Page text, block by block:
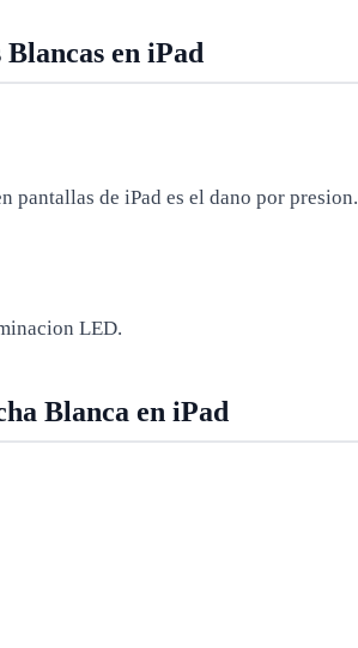
Blancas en iPad
pantallas de iPad es el dano por presion.
LED.
Blanca en iPad